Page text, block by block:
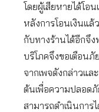
โดยผู้เสียหายได้โอ
หลังการโอนเงินแล้
กับทางร้านได้อีกจึ
บริโภคจึงขอเตือนภั
จากเพจดังกล่าวแล
ต้นเพื่อความปลอด
สามารถดำเนินการ